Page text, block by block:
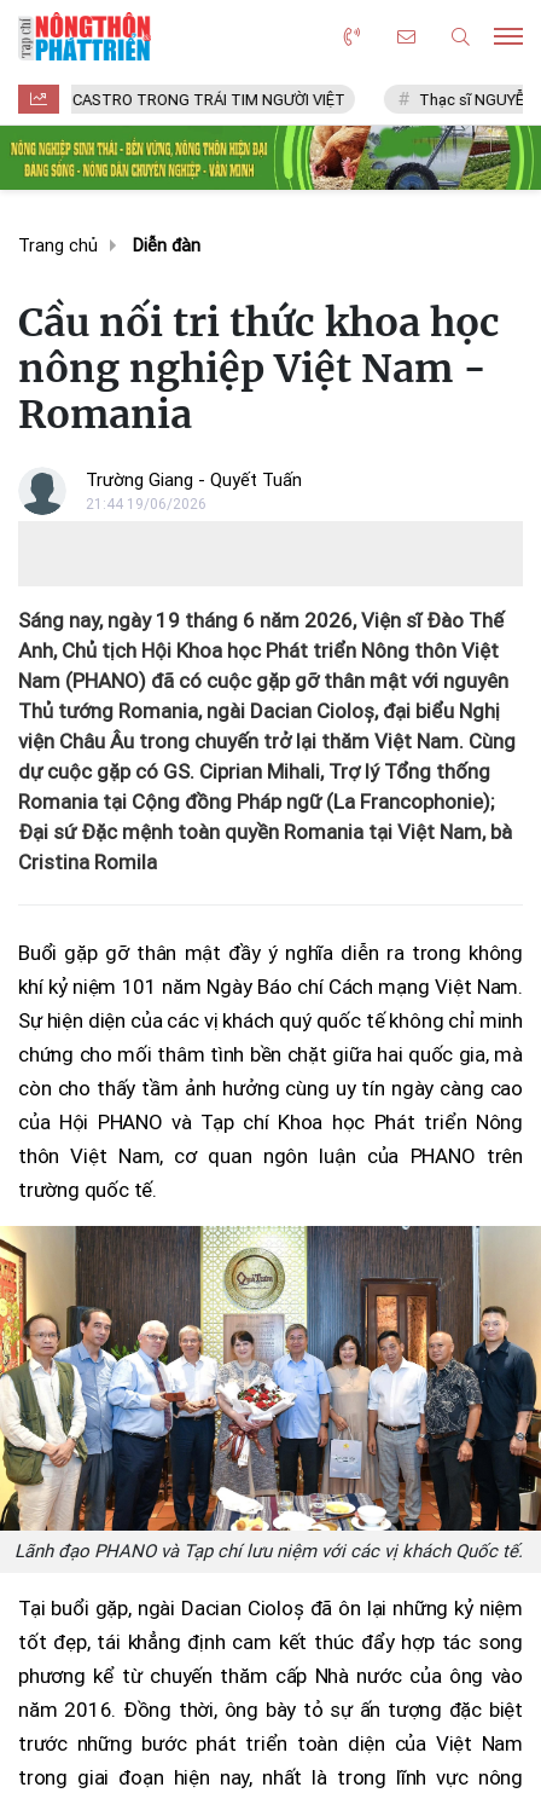
TRONG TRÁI TIM NGƯỜI VIỆT Thạc sĩ NGUYỄN VĂN CHÍ
Trang chủ Diễn đàn
Cầu nối tri thức khoa học
nông nghiệp Việt Nam -
Romania
Trường Giang - Quyết Tuấn
21:44 19/06/2026
Sáng nay, ngày 19 tháng 6 năm 2026, Viện sĩ Đào Thế
Anh, Chủ tịch Hội Khoa học Phát triển Nông thôn Việt
Nam (PHANO) đã có cuộc gặp gỡ thân mật với nguyên
Thủ tướng Romania, ngài Dacian Cioloș, đại biểu Nghị
viện Châu Âu trong chuyến trở lại thăm Việt Nam. Cùng
dự cuộc gặp có GS. Ciprian Mihali, Trợ lý Tổng thống
Romania tại Cộng đồng Pháp ngữ (La Francophonie);
Đại sứ Đặc mệnh toàn quyền Romania tại Việt Nam, bà
Cristina Romila
Buổi gặp gỡ thân mật đầy ý nghĩa diễn ra trong không
khí kỷ niệm 101 năm Ngày Báo chí Cách mạng Việt Nam.
Sự hiện diện của các vị khách quý quốc tế không chỉ minh
chứng cho mối thâm tình bền chặt giữa hai quốc gia, mà
còn cho thấy tầm ảnh hưởng cùng uy tín ngày càng cao
của Hội PHANO và Tạp chí Khoa học Phát triển Nông
thôn Việt Nam, cơ quan ngôn luận của PHANO trên
trường quốc tế.
Lãnh đạo PHANO và Tạp chí lưu niệm với các vị khách Quốc tế.
Tại buổi gặp, ngài Dacian Cioloș đã ôn lại những kỷ niệm
tốt đẹp, tái khẳng định cam kết thúc đẩy hợp tác song
phương kể từ chuyến thăm cấp Nhà nước của ông vào
năm 2016. Đồng thời, ông bày tỏ sự ấn tượng đặc biệt
trước những bước phát triển toàn diện của Việt Nam
trong giai đoạn hiện nay, nhất là trong lĩnh vực nông